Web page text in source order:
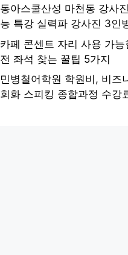
동아스쿨산성 마천동 강사
능 특강 실력파 강사진 3인
카페 콘센트 자리 사용 가능
전 좌석 찾는 꿀팁 5가지
민병철어학원 학원비, 비즈
회화 스피킹 종합과정 수강